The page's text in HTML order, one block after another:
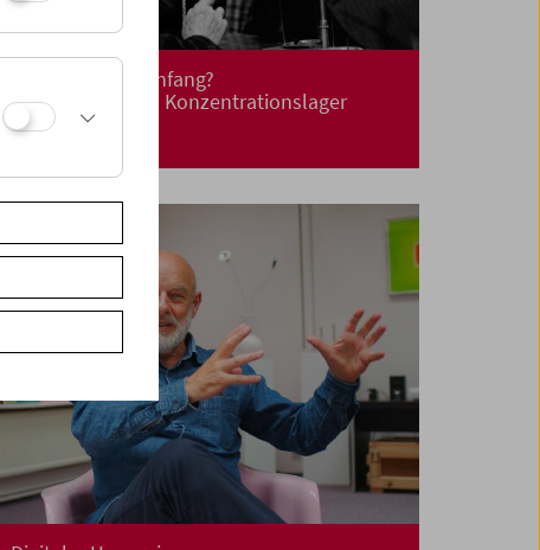
Befreiung! Neuanfang?
Leben nach dem Konzentrationslager